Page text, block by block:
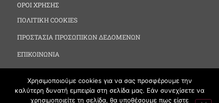
ΟΡΟΙ ΧΡΗΣΗΣ
ΠΟΛΙΤΙΚΗ COOKIES
ΠΡΟΣΤΑΣΙΑ ΠΡΟΣΩΠΙΚΩΝ ΔΕΔΟΜΕΝΩΝ
ΕΠΙΚΟΙΝΩΝΙΑ
Χρησιμοποιούμε cookies για να σας προσφέρουμε την
καλύτερη δυνατή εμπειρία στη σελίδα μας. Εάν συνεχίσετε να
χρησιμοποιείτε τη σελίδα, θα υποθέσουμε πως είστε